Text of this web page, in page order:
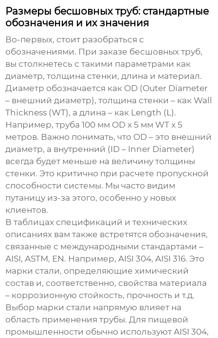
Размеры бесшовных труб: стандартные
обозначения и их значения
Во-первых, стоит разобраться с
обозначениями. При заказе бесшовных труб,
вы столкнетесь с такими параметрами как
диаметр, толщина стенки, длина и материал.
Диаметр обозначается как OD (Outer Diameter
– внешний диаметр), толщина стенки – как Wall
Thickness (WT), а длина – как Length (L).
Например, труба 100 мм OD x 5 мм WT x 5
метров. Важно понимать, что OD – это внешний
диаметр, а внутренний (ID – Inner Diameter)
всегда будет меньше на величину толщины
стенки. Это критично при расчете пропускной
способности системы. Мы часто видим
путаницу из-за этого, особенно у новых
клиентов.
В таблицах спецификаций и технических
описаниях вам также встретятся обозначения,
связанные с международными стандартами –
AISI, ASTM, EN. Например, AISI 304, AISI 316. Это
марки стали, определяющие химический
состав и, соответственно, свойства материала
– коррозионную стойкость, прочность и т.д.
Выбор марки стали напрямую влияет на
область применения трубы. Для пищевой
промышленности обычно используют AISI 304,